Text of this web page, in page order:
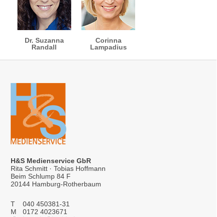
Dr. Suzanna
Randall
Corinna
Lampadius
H&S Medienservice GbR
Rita Schmitt · Tobias Hoffmann
Beim Schlump 84 F
20144 Hamburg-Rotherbaum
T
040 450381-31
M
0172 4023671